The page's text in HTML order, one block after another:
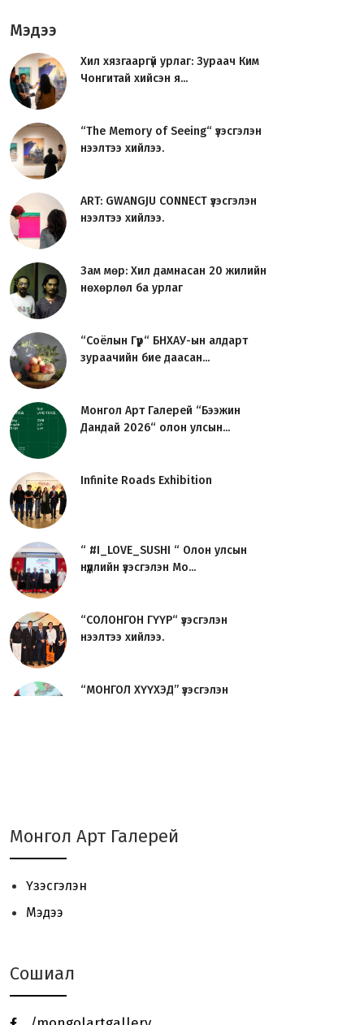
Мэдээ
Хил хязгааргүй урлаг: Зураач Ким
Чонгитай хийсэн я...
“The Memory of Seeing“ үзэсгэлэн
нээлтээ хийлээ.
ART: GWANGJU CONNECT үзэсгэлэн
нээлтээ хийлээ.
Зам мөр: Хил дамнасан 20 жилийн
нөхөрлөл ба урлаг
“Соёлын Гүүр“ БНХАУ-ын алдарт
зураачийн бие даасан...
Монгол Арт Галерей “Бээжин
Дандай 2026“ олон улсын...
Infinite Roads Exhibition
“ #I_LOVE_SUSHI “ Олон улсын
нүүдлийн үзэсгэлэн Мо...
“СОЛОНГОН ГҮҮР“ үзэсгэлэн
нээлтээ хийлээ.
“МОНГОЛ ХҮҮХЭД” үзэсгэлэн
JAVZAA Art Brand 01 - үзэсгэлэн
үргэлжилж байна.
Монгол Арт Галерей
Үзэсгэлэн
Мэдээ
Сошиал